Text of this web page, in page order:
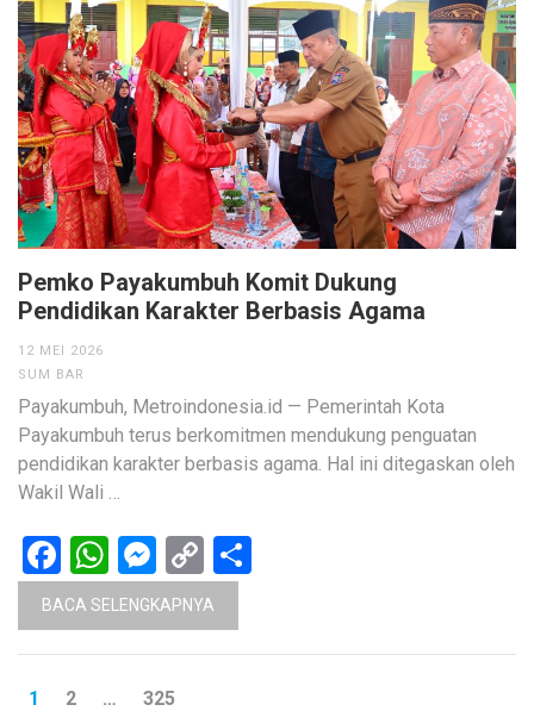
Pemko Payakumbuh Komit Dukung
Pendidikan Karakter Berbasis Agama
12 MEI 2026
SUM BAR
Payakumbuh, Metroindonesia.id — Pemerintah Kota
Payakumbuh terus berkomitmen mendukung penguatan
pendidikan karakter berbasis agama. Hal ini ditegaskan oleh
Wakil Wali …
Facebook
WhatsApp
Messenger
Copy
Link
BACA SELENGKAPNYA
Paginasi
HALAMAN
1 HALAMAN
2 … HALAMAN
325